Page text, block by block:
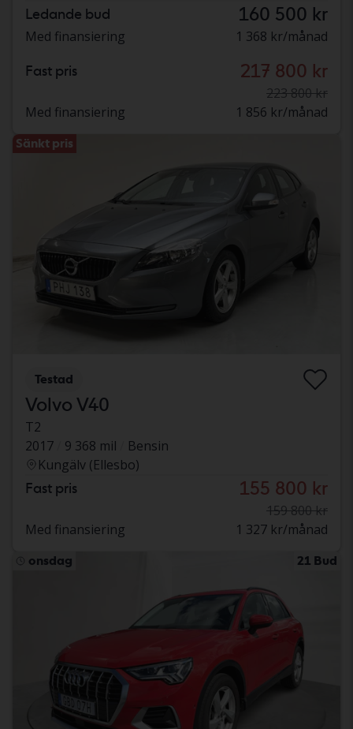
Ledande bud 160 500 kr
Med finansiering 1 368 kr/månad
Fast pris 217 800 kr
223 800 kr
Med finansiering
1 856 kr/månad
Sänkt pris
Testad
Volvo V40
T2
2017
9 368 mil
Bensin
Kungälv (Ellesbo)
Fast pris 155 800 kr
159 800 kr
Med finansiering
1 327 kr/månad
onsdag 21 Bud